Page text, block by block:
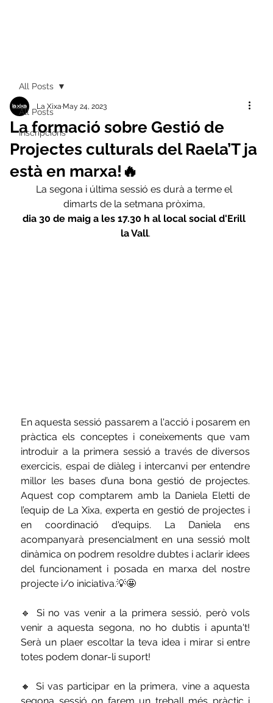
All Posts
Inscripcions
All Posts
La formació sobre Gestió de
Projectes culturals del Raela’T ja
està en marxa!🔥
La Xixa May 24, 2023
La segona i última sessió​ ​es durà a terme el
dimarts de la setmana pròxima,
dia 30 de maig a les 17.30 h al local social d'Erill
la Vall.
En aquesta sessió passarem a l'acció i posarem en
pràctica els conceptes i coneixements que vam
introduir a la primera sessió a través de diversos
exercicis, espai de diàleg i intercanvi per entendre
millor les bases d’una bona gestió de projectes.
Aquest cop comptarem amb la Daniela Eletti de
l’equip de La Xixa, experta en gestió de projectes i
en coordinació d'equips. La Daniela ens
acompanyarà presencialment en una sessió molt
dinàmica on podrem resoldre dubtes i aclarir idees
del funcionament i posada en marxa del nostre
projecte i/o iniciativa.💡🤩
🔹 Si no vas venir a la primera sessió, però vols
venir a aquesta segona, no ho dubtis i apunta't!
Serà un plaer escoltar la teva idea i mirar si entre
totes podem donar-li suport!
🔸 Si vas participar en la primera, vine a aquesta
segona sessió on farem un treball més pràctic i